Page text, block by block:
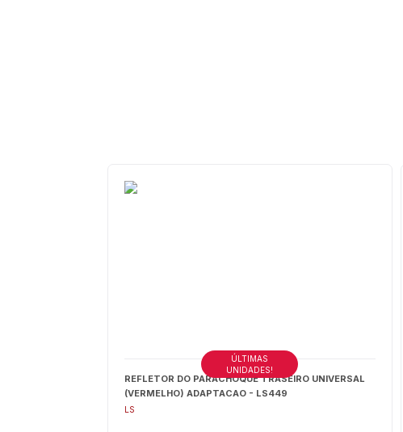
REFLETOR DO PARACHOQUE TRASEIRO UNIVERSAL
(VERMELHO) ADAPTACAO - LS449
LS
ÚLTIMAS
UNIDADES!